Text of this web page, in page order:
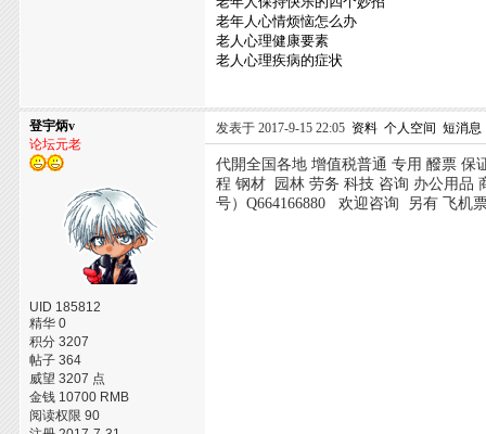
老年人心情烦恼怎么办
老人心理健康要素
老人心理疾病的症状
登宇炳v
论坛元老
UID 185812
精华 0
积分 3207
帖子 364
威望 3207 点
金钱 10700 RMB
阅读权限 90
发表于 2017-9-15 22:05 资料 个人空间 短消息
代開全国各地 增值税普通 专用 醱票
程 钢材 园林 劳务 科技 咨询 办公用品
号）Q664166880 欢迎咨询 另有 飞机